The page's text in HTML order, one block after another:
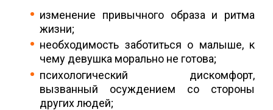
изменение привычного образа и ритма
жизни;
необходимость заботиться о малыше, к
чему девушка морально не готова;
психологический дискомфорт,
вызванный осуждением со стороны
других людей;